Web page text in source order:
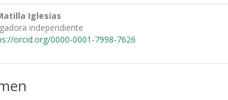
Iglesias
independiente
orcid.org/0000-0001-7998-7626